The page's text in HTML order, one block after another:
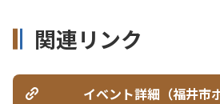
関連リンク
イベント詳細（福井市